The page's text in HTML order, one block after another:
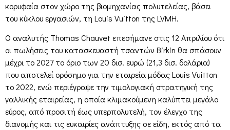
κορυφαία στον χώρο της βιομηχανίας πολυτελείας, βάσει
του κύκλου εργασιών, τη Louis Vuitton της LVMH.
Ο αναλυτής Thomas Chauvet επεσήμανε στις 12 Απριλίου ότι
οι πωλήσεις του κατασκευαστή τσαντών Birkin θα σπάσουν
μέχρι το 2027 το όριο των 20 δισ. ευρώ (21,3 δισ. δολάρια)
που αποτελεί ορόσημο για την εταιρεία μόδας Louis Vuitton
το 2022, ενώ περιέγραψε την τιμολογιακή στρατηγική της
γαλλικής εταιρείας, η οποία κλιμακούμενη καλύπτει μεγάλο
εύρος, από προσιτή έως υπερπολυτελή, τον έλεγχο της
διανομής και τις ευκαιρίες ανάπτυξης σε είδη, εκτός από τα